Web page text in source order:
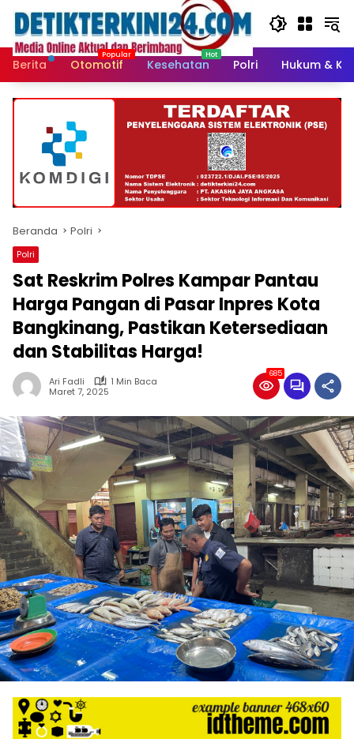
Langsung
konten
Berita
Otomotif Kesehatan Polri Hukum &
Beranda Polri
Polri
Sat Reskrim Polres Kampar Pantau
Harga Pangan di Pasar Inpres Kota
Bangkinang, Pastikan Ketersediaan
dan Stabilitas Harga!
Ari Fadli
1 Min Baca
Maret 7, 2025
685